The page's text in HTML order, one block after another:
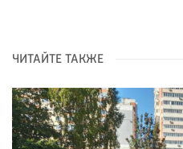
ЧИТАЙТЕ ТАКЖЕ